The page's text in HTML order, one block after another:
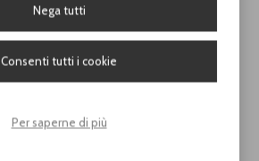
Nega tutti
Consenti tutti i cookie
Per saperne di più